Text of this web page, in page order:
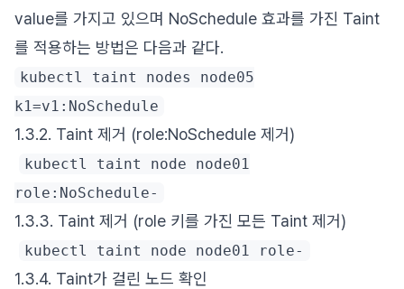
value를 가지고 있으며 NoSchedule 효과를 가진 Taint
를 적용하는 방법은 다음과 같다.
kubectl taint nodes node05
k1=v1:NoSchedule
1.3.2. Taint 제거 (role:NoSchedule 제거)
kubectl taint node node01
role:NoSchedule-
1.3.3. Taint 제거 (role 키를 가진 모든 Taint 제거)
kubectl taint node node01 role-
1.3.4. Taint가 걸린 노드 확인